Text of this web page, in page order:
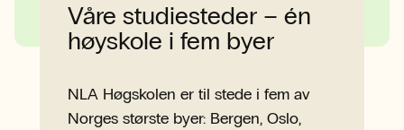
Våre studiesteder – én
høyskole i fem byer
NLA Høgskolen er til stede i fem av
Norges største byer: Bergen, Oslo,